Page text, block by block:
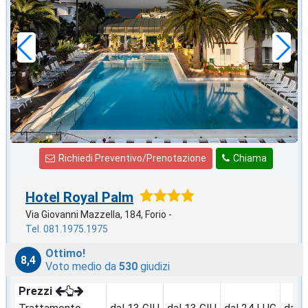
€69,00
a notte
Chiama
Richiedi Preventivo/Prenotazione
Hotel Royal Palm
Via Giovanni Mazzella, 184, Forio -
Tel. 081.1975.1975
8,4
Ottimo!
Voto medio da 530 giudizi
Prezzi